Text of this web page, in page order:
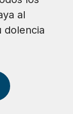
al
dolencia